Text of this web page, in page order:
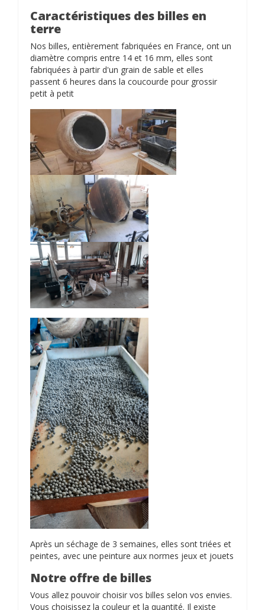
Caractéristiques des billes en
terre
Nos billes, entièrement fabriquées en France, ont un
diamètre compris entre 14 et 16 mm, elles sont
fabriquées à partir d'un grain de sable et elles
passent 6 heures dans la coucourde pour grossir
petit à petit
Après un séchage de 3 semaines, elles sont triées et
peintes, avec une peinture aux normes jeux et jouets
Notre offre de billes
Vous allez pouvoir choisir vos billes selon vos envies.
Vous choisissez la couleur et la quantité. Il existe